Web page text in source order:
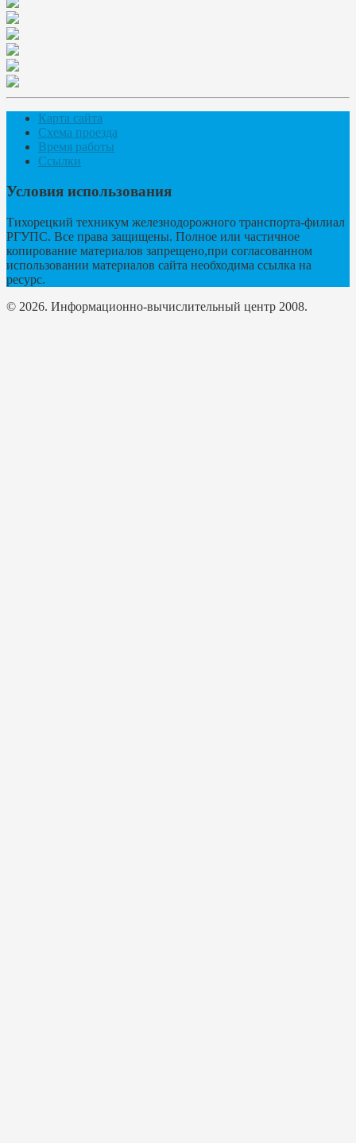
Карта сайта
Схема проезда
Время работы
Ссылки
Условия использования
Тихорецкий техникум железнодорожного транспорта-филиал
РГУПС. Все права защищены. Полное или частичное
копирование материалов запрещено,при согласованном
использовании материалов сайта необходима ссылка на
ресурс.
© 2026. Информационно-вычислительный центр 2008.